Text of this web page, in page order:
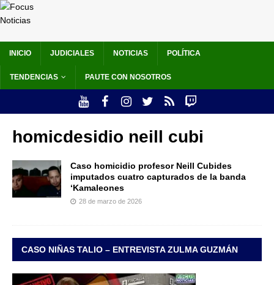
INICIO JUDICIALES NOTICIAS POLÍTICA
TENDENCIAS PAUTE CON NOSOTROS
homicdesidio neill cubi
Caso homicidio profesor Neill Cubides
imputados cuatro capturados de la banda
‘Kamaleones
28 de marzo de 2026
CASO NIÑAS TALIO – ENTREVISTA ZULMA GUZMÁN